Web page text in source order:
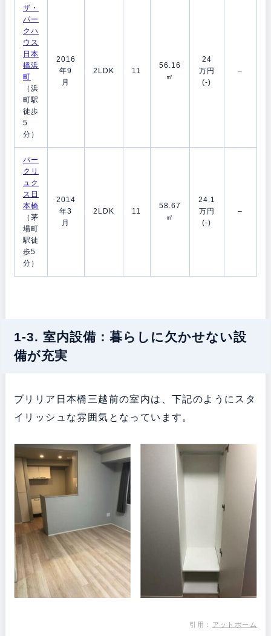
ザ・
パー
クハ
ウス
日本
橋浜
町
（浜
町駅
徒歩
5
分）
2016
年9
月
2LDK 11
56.16
㎡
24
万円
(-)
–
パー
クリ
ュク
ス日
本橋
（茅
場町
駅徒
歩5
分）
2014
年3
月
2LDK 11
58.67
㎡
24.1
万円
(-)
–
1-3. 室内設備：暮らしに欠かせない設
備が充実
ブリリア日本橋三越前の室内は、下記のようにスタ
イリッシュな雰囲気となっています。
引用： アットホーム